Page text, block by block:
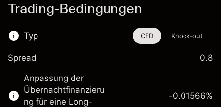
Trading-Bedingungen
Typ
Dieses Finanzinstrument steht für das Traden
über CFDs und Knock-outs zur Verfügung.
Erfahren Sie mehr über:
CFD Knock-out
Spread 0.8
Anpassung der
Übernachtfinanzieru
ng für eine Long-
-0.01566%